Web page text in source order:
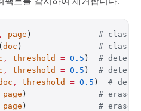
, page ) #
( doc ) #
, threshold = 0.5 ) # detect
, threshold = 0.5 ) # detect
, threshold = 0.5 ) #
page ) # erase
page ) # erase